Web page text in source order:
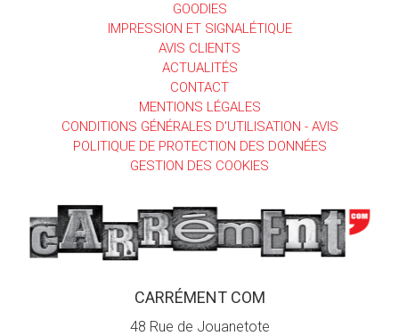
GOODIES
IMPRESSION ET SIGNALÉTIQUE
AVIS CLIENTS
ACTUALITÉS
CONTACT
MENTIONS LÉGALES
CONDITIONS GÉNÉRALES D'UTILISATION - AVIS
POLITIQUE DE PROTECTION DES DONNÉES
GESTION DES COOKIES
CARRÉMENT COM
48 Rue de Jouanetote